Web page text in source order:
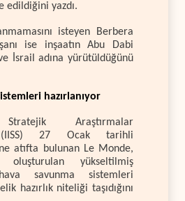
edildiğini yazdı.
isteyen Berbera
ise inşaatın Abu Dabi
İsrail adına yürütüldüğünü
hazırlanıyor
Stratejik Araştırmalar
(IISS) 27 Ocak tarihli
atıfta bulunan Le Monde,
yükseltilmiş
savunma sistemleri
hazırlık niteliği taşıdığını